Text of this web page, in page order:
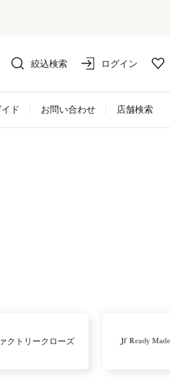
絞込検索 ログイン
ド お問い合わせ 店舗検索
クトリークローズ